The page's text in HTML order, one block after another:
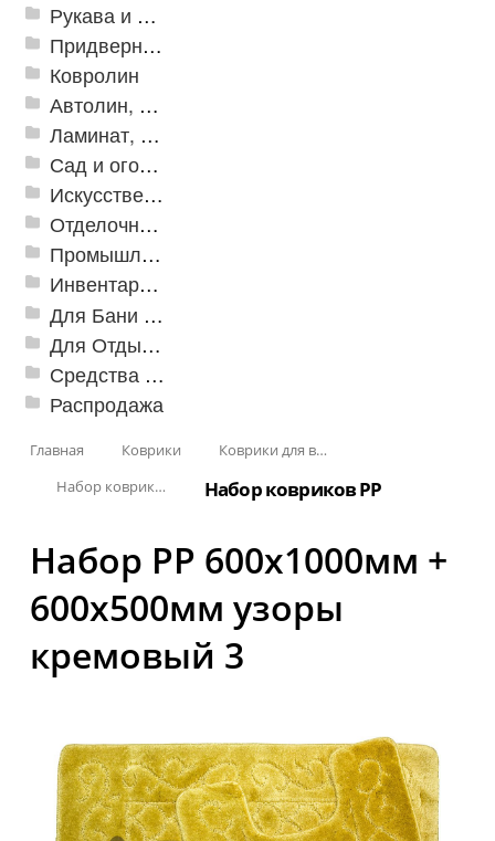
Рукава и шланги промышленные
Придверные решетки
Ковролин
Автолин, Транслин, Линолеум
Ламинат, Кварцвиниловая плитка SPC
Сад и огород
Искусственная трава
Отделочные профили
Промышленный текстиль
Инвентарь для клининга
Для Бани и Сауны
Для Отдыха и Пикника
Средства от насекомых и садовых вредителей
Распродажа
Главная Коврики
Коврики для ванн
Набор ковриков
Набор ковриков PP
Набор PP 600x1000мм +
600x500мм узоры
кремовый 3